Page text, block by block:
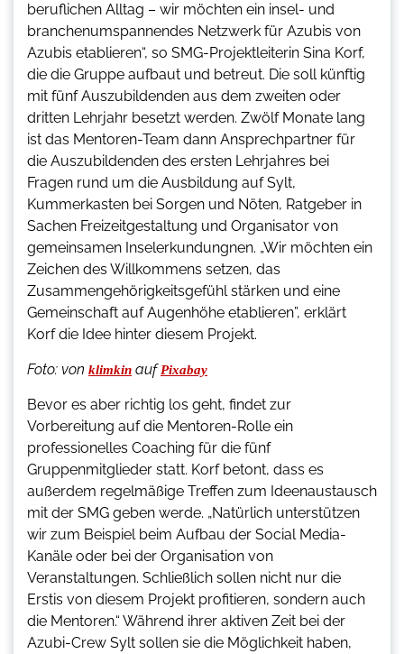
beruflichen Alltag – wir möchten ein insel- und
branchenumspannendes Netzwerk für Azubis von
Azubis etablieren“, so SMG-Projektleiterin Sina Korf,
die die Gruppe aufbaut und betreut. Die soll künftig
mit fünf Auszubildenden aus dem zweiten oder
dritten Lehrjahr besetzt werden. Zwölf Monate lang
ist das Mentoren-Team dann Ansprechpartner für
die Auszubildenden des ersten Lehrjahres bei
Fragen rund um die Ausbildung auf Sylt,
Kummerkasten bei Sorgen und Nöten, Ratgeber in
Sachen Freizeitgestaltung und Organisator von
gemeinsamen Inselerkundungnen. „Wir möchten ein
Zeichen des Willkommens setzen, das
Zusammengehörigkeitsgefühl stärken und eine
Gemeinschaft auf Augenhöhe etablieren”, erklärt
Korf die Idee hinter diesem Projekt.
Foto: von klimkin aufPixabay
Bevor es aber richtig los geht, findet zur
Vorbereitung auf die Mentoren-Rolle ein
professionelles Coaching für die fünf
Gruppenmitglieder statt. Korf betont, dass es
außerdem regelmäßige Treffen zum Ideenaustausch
mit der SMG geben werde. „Natürlich unterstützen
wir zum Beispiel beim Aufbau der Social Media-
Kanäle oder bei der Organisation von
Veranstaltungen. Schließlich sollen nicht nur die
Erstis von diesem Projekt profitieren, sondern auch
die Mentoren.“ Während ihrer aktiven Zeit bei der
Azubi-Crew Sylt sollen sie die Möglichkeit haben,